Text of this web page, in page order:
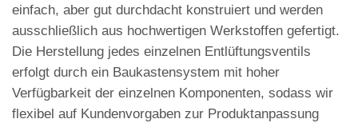
einfach, aber gut durchdacht konstruiert und werden
ausschließlich aus hochwertigen Werkstoffen gefertigt.
Die Herstellung jedes einzelnen Entlüftungsventils
erfolgt durch ein Baukastensystem mit hoher
Verfügbarkeit der einzelnen Komponenten, sodass wir
flexibel auf Kundenvorgaben zur Produktanpassung